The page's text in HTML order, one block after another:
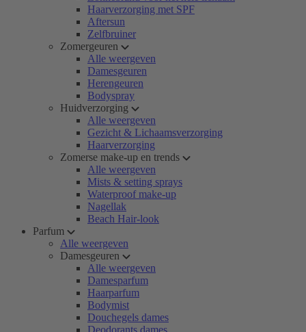
Haarverzorging met SPF
Aftersun
Zelfbruiner
Zomergeuren
Alle weergeven
Damesgeuren
Herengeuren
Bodyspray
Huidverzorging
Alle weergeven
Gezicht & Lichaamsverzorging
Haarverzorging
Zomerse make-up en trends
Alle weergeven
Mists & setting sprays
Waterproof make-up
Nagellak
Beach Hair-look
Parfum
Alle weergeven
Damesgeuren
Alle weergeven
Damesparfum
Haarparfum
Bodymist
Douchegels dames
Deodorants dames